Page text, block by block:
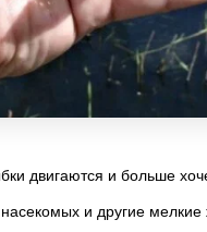
двигаются и больше
и другие